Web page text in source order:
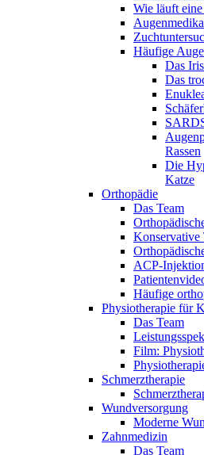
Wie läuft
Häufige
Das
Das
Rassen
Die
Katze
Orthopädie
Das Team
Konservative
ACP-
Häufige
Physiotherapie für
Das Team
Film:
Schmerztherapie
Wundversorgung
Moderne
Zahnmedizin
Das Team